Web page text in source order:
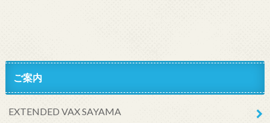
ご案内
EXTENDED VAX SAYAMA